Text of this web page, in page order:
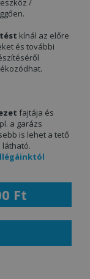
/
függően.
kínál az előre
és további
fajtája és
a garázs
is lehet a tető
látható.
Ft